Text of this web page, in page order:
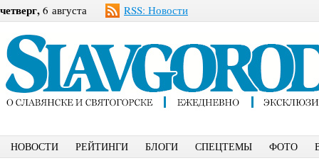
четверг, 6 августа RSS: Новости
НОВОСТИ РЕЙТИНГИ БЛОГИ СПЕЦТЕМЫ ФОТО